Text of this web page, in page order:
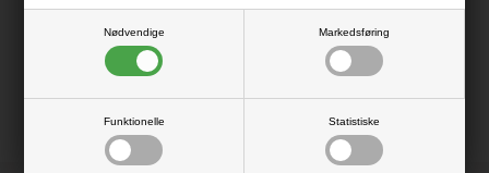
Nødvendige Markedsføring
Funktionelle Statistiske
LÆS OG BLIV INSPIRERET
Læs flere artikler...